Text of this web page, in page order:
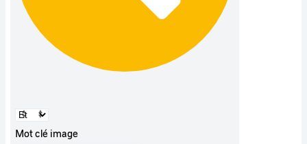
Mot clé image